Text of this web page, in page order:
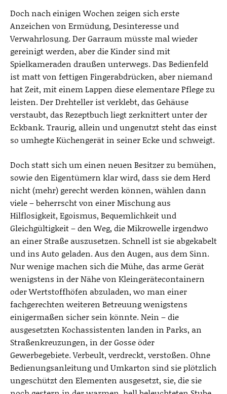
Doch nach einigen Wochen zeigen sich erste
Anzeichen von Ermüdung, Desinteresse und
Verwahrlosung. Der Garraum müsste mal wieder
gereinigt werden, aber die Kinder sind mit
Spielkameraden draußen unterwegs. Das Bedienfeld
ist matt von fettigen Fingerabdrücken, aber niemand
hat Zeit, mit einem Lappen diese elementare Pflege zu
leisten. Der Drehteller ist verklebt, das Gehäuse
verstaubt, das Rezeptbuch liegt zerknittert unter der
Eckbank. Traurig, allein und ungenutzt steht das einst
so umhegte Küchengerät in seiner Ecke und schweigt.
Doch statt sich um einen neuen Besitzer zu bemühen,
sowie den Eigentümern klar wird, dass sie dem Herd
nicht (mehr) gerecht werden können, wählen dann
viele – beherrscht von einer Mischung aus
Hilflosigkeit, Egoismus, Bequemlichkeit und
Gleichgültigkeit – den Weg, die Mikrowelle irgendwo
an einer Straße auszusetzen. Schnell ist sie abgekabelt
und ins Auto geladen. Aus den Augen, aus dem Sinn.
Nur wenige machen sich die Mühe, das arme Gerät
wenigstens in der Nähe von Kleingerätecontainern
oder Wertstoffhöfen abzuladen, wo man einer
fachgerechten weiteren Betreuung wenigstens
einigermaßen sicher sein könnte. Nein – die
ausgesetzten Kochassistenten landen in Parks, an
Straßenkreuzungen, in der Gosse öder
Gewerbegebiete. Verbeult, verdreckt, verstoßen. Ohne
Bedienungsanleitung und Umkarton sind sie plötzlich
ungeschützt den Elementen ausgesetzt, sie, die sie